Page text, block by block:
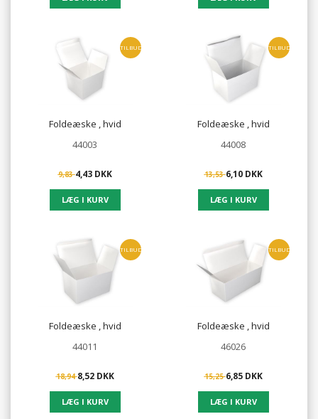
TILBUD
Foldeæske , hvid
44003
9,834,43 DKK
TILBUD
Foldeæske , hvid
44008
13,536,10 DKK
TILBUD
Foldeæske , hvid
44011
18,948,52 DKK
TILBUD
Foldeæske , hvid
46026
15,256,85 DKK